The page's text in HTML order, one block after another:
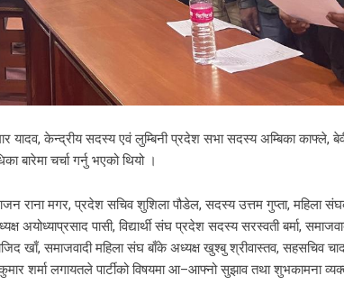
यादव, केन्द्रीय सदस्य एवं लुम्बिनी प्रदेश सभा सदस्य अम्बिका काफ्ले,
बारेमा चर्चा गर्नु भएको थियो ।
राना मगर, प्रदेश सचिव शुशिला पौडेल, सदस्य उत्तम गुप्ता, महिला
पासी, विद्यार्थी संघ प्रदेश सदस्य सरस्वती बर्मा,
खाँ, समाजवादी महिला संघ बाँके अध्यक्ष खुश्बु श्रीवास्तव, सहसचिव
शर्मा लगायतले पार्टीको विषयमा आ–आफ्नो सुझाव तथा शुभकामना